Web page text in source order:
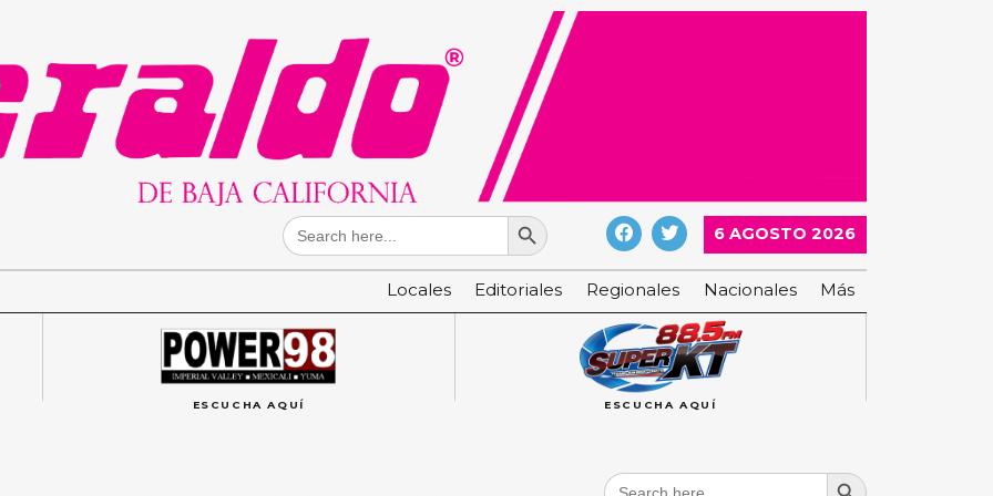
Search
for:
Search Button
6 AGOSTO 2026
Locales Editoriales Regionales Nacionales Más
ESCUCHA AQUÍ ESCUCHA AQUÍ
Search
Search Button